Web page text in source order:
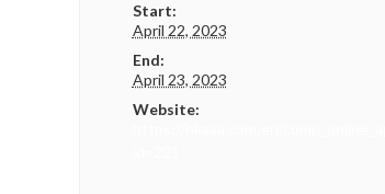
Start:
April 22, 2023
End:
April 23, 2023
Website: